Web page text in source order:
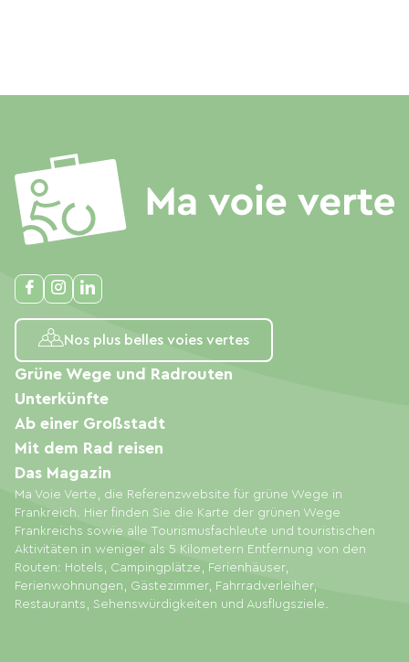
Nos plus belles voies vertes
Ma Voie Verte, die Referenzwebsite für grüne Wege in
Frankreich. Hier finden Sie die Karte der grünen Wege
Frankreichs sowie alle Tourismusfachleute und touristischen
Aktivitäten in weniger als 5 Kilometern Entfernung von den
Routen: Hotels, Campingplätze, Ferienhäuser,
Ferienwohnungen, Gästezimmer, Fahrradverleiher,
Restaurants, Sehenswürdigkeiten und Ausflugsziele.
Grüne Wege und Radrouten
Unterkünfte
Ab einer Großstadt
Mit dem Rad reisen
Das Magazin